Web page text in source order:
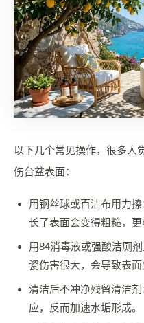
以下几个常见操作，很多人
伤台盆表面：
用钢丝球或百洁布用力
长了表面会变得粗糙，更
用84消毒液或强酸洁厕
瓷伤害很大，会导致表面
清洁后不冲净残留清洁
应，反而加速水垢形成。